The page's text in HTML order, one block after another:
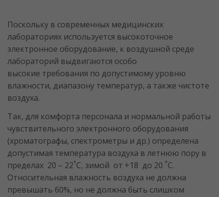
Поскольку в современных медицинских
лабораториях используется высокоточное
электронное оборудование, к воздушной среде
лабораторий выдвигаются особо
высокие требования по допустимому уровню
влажности, диапазону температур, а также чистоте
воздуха.
Так, для комфорта персонала и нормальной работы
чувствительного электронного оборудования
(хроматографы, спектрометры и др.) определена
допустимая температура воздуха в летнюю пору в
пределах 20 – 22°С, зимой от +18 до 20 °С.
Относительная влажность воздуха не должна
превышать 60%, но не должна быть слишком